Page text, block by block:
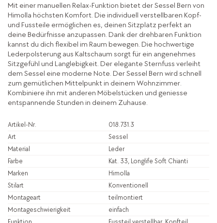
Mit einer manuellen Relax-Funktion bietet der Sessel Bern von
Himolla höchsten Komfort. Die individuell verstellbaren Kopf-
und Fussteile ermöglichen es, deinen Sitzplatz perfekt an
deine Bedürfnisse anzupassen. Dank der drehbaren Funktion
kannst du dich flexibel im Raum bewegen. Die hochwertige
Lederpolsterung aus Kaltschaum sorgt für ein angenehmes
Sitzgefühl und Langlebigkeit. Der elegante Sternfuss verleiht
dem Sessel eine moderne Note. Der Sessel Bern wird schnell
zum gemütlichen Mittelpunkt in deinem Wohnzimmer.
Kombiniere ihn mit anderen Möbelstücken und geniesse
entspannende Stunden in deinem Zuhause.
Artikel-Nr.
018.731.3
Art
Sessel
Material
Leder
Farbe
Kat. 33, Longlife Soft Chianti
Marken
Himolla
Stilart
Konventionell
Montageart
teilmontiert
Montageschwierigkeit
einfach